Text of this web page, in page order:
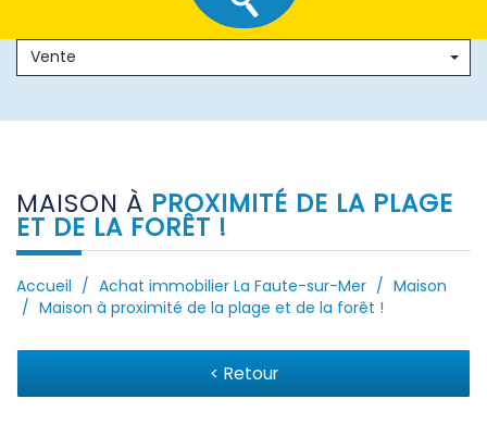
Vente
MAISON À PROXIMITÉ DE LA PLAGE
ET DE LA FORÊT !
Accueil Achat immobilier La Faute-sur-Mer
Maison
Maison à proximité de la plage et de la forêt !
< Retour